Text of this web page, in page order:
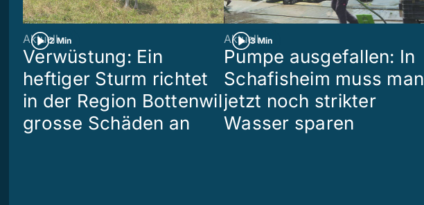
2 Min
Aktuell
Verwüstung: Ein
heftiger Sturm richtet
in der Region Bottenwil
grosse Schäden an
3 Min
Aktuell
Pumpe ausgefallen: In
Schafisheim muss man
jetzt noch strikter
Wasser sparen